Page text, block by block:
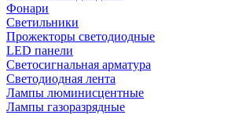
Фонари
Светильники
Прожекторы светодиодные
LED панели
Светосигнальная арматура
Светодиодная лента
Лампы люминисцентные
Лампы газоразрядные